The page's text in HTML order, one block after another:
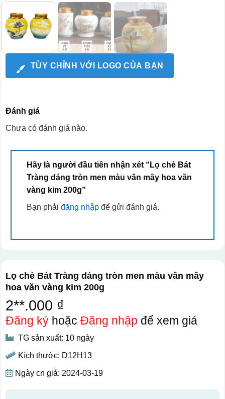
TÙY CHỈNH VỚI LOGO CỦA BẠN
Đánh giá
Chưa có đánh giá nào.
Hãy là người đầu tiên nhận xét “Lọ chè Bát
Tràng dáng tròn men màu vân mây hoa văn
vàng kim 200g”
Bạn phải đăng nhậpđể gửi đánh giá.
Lọ chè Bát Tràng dáng tròn men màu vân mây
hoa văn vàng kim 200g
2**.000 ₫
Đăng kýhoặc Đăng nhập để xem giá
TG sản xuất: 10 ngày
Kích thước: D12H13
Ngày cn giá: 2024-03-19